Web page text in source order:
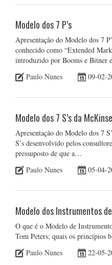
Modelo dos 7 P’s
Apresentação do Modelo dos 7
conhecido como “Extended
introduzido por Booms e Bitner
Paulo Nunes
09-02-
Modelo dos 7 S’s da
Apresentação do Modelo dos 7
S’s desenvolvido pelos
pressuposto de que a…
Paulo Nunes
05-04-
Modelo dos Instrumentos
O que é o Modelo de
Tom Peters; quais os princípios
Paulo Nunes
22-05-